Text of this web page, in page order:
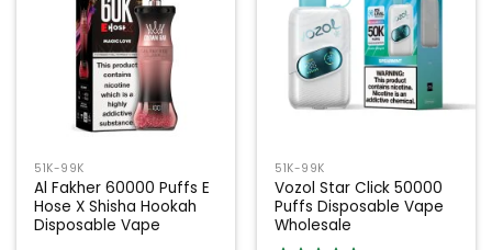
51K-99K
Al Fakher 60000 Puffs E
Hose X Shisha Hookah
Disposable Vape
51K-99K
Vozol Star Click 50000
Puffs Disposable Vape
Wholesale